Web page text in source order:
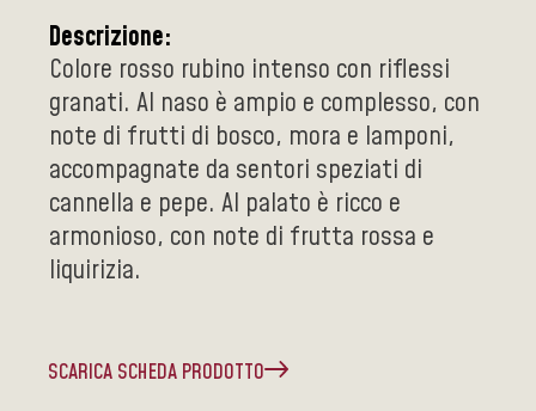
Descrizione:
Colore rosso rubino intenso con riflessi
granati. Al naso è ampio e complesso, con
note di frutti di bosco, mora e lamponi,
accompagnate da sentori speziati di
cannella e pepe. Al palato è ricco e
armonioso, con note di frutta rossa e
liquirizia.
SCARICA SCHEDA PRODOTTO